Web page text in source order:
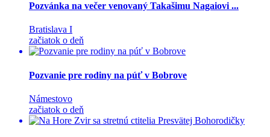
Pozvánka na večer venovaný Takašimu Nagaiovi ...
Bratislava I
začiatok o deň
Pozvanie pre rodiny na púť v Bobrove
Námestovo
začiatok o deň